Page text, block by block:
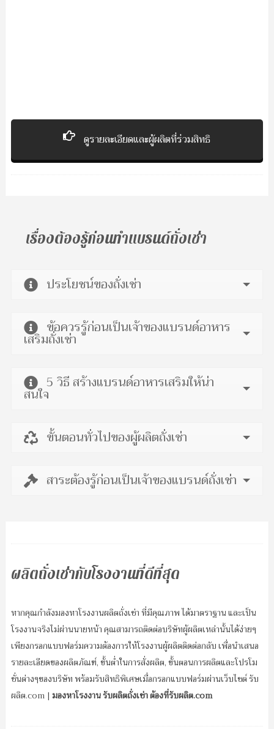
ดูรายละเอียดและผู้ผลิตที่ร่วมสิทธิ
เรื่องต้องรู้ก่อนทำแบรนด์ถั่งเช่า
ประโยชน์ของถั่งเช่า
ข้อควรรู้ก่อนเป็นเจ้าของแบรนด์อาหาร
เสริมถั่งเช่า
5 วิธี สร้างแบรนด์อาหารเสริมให้น่า
สนใจ
ขั้นตอนทั่วไปของผู้ผลิตถั่งเช่า
สาระต้องรู้ก่อนเป็นเจ้าของแบรนด์ถั่งเช่า
ผลิตถั่งเช่ากับโรงงานที่ดีที่สุด
หากคุณกำลังมองหาโรงงานผลิตถั่งเช่า ที่มีคุณภาพ ได้มาตราฐาน และเป็น
โรงงานจริงไม่ผ่านนายหน้า คุณสามารถติดต่อบริษัทผู้ผลิตเหล่านั้นได้ง่ายๆ
เพียงกรอกแบบฟอร์มความต้องการให้โรงงานผู้ผลิตติดต่อกลับ เพื่อนำเสนอ
รายละเอียดของผลิตภัณฑ์, ขั้นต่ำในการสั่งผลิต, ขั้นตอนการผลิตและโปรโม
ชั่นต่างๆของบริษัท พร้อมรับสิทธิพิเศษเมื่อกรอกแบบฟอร์มผ่านเว็บไซต์ รับ
ผลิต.com | มองหาโรงงาน รับผลิตถั่งเช่า ต้องที่รับผลิต.com